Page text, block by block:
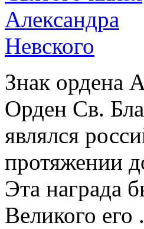
Знак ордена
Орден Св.
являлся
протяжении
Эта награда
Великого его